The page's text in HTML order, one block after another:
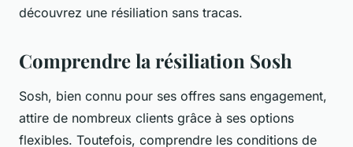
découvrez une résiliation sans tracas.
Comprendre la résiliation Sosh
Sosh, bien connu pour ses offres sans engagement,
attire de nombreux clients grâce à ses options
flexibles. Toutefois, comprendre les conditions de